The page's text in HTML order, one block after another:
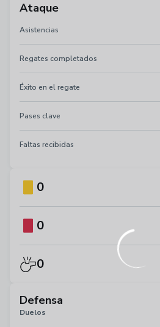
Ataque
Asistencias
Regates completados
Éxito en el regate
Pases clave
Faltas recibidas
0
0
0
Defensa
Duelos